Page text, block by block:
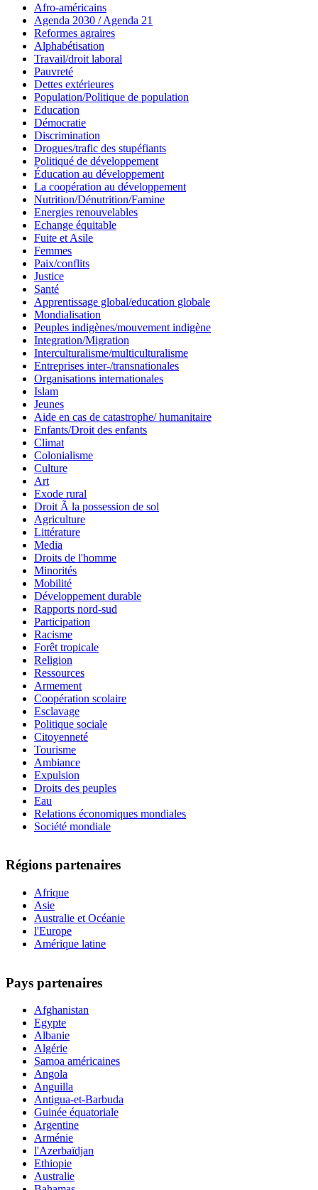
Afro-américains
Agenda 2030 / Agenda 21
Reformes agraires
Alphabétisation
Travail/droit laboral
Pauvreté
Dettes extérieures
Population/Politique de population
Education
Démocratie
Discrimination
Drogues/trafic des stupéfiants
Politiqué de développement
Éducation au développement
La coopération au développement
Nutrition/Dénutrition/Famine
Energies renouvelables
Echange équitable
Fuite et Asile
Femmes
Paix/conflits
Justice
Santé
Apprentissage global/education globale
Mondialisation
Peuples indigènes/mouvement indigène
Integration/Migration
Interculturalisme/multiculturalisme
Entreprises inter-/transnationales
Organisations internationales
Islam
Jeunes
Aide en cas de catastrophe/ humanitaire
Enfants/Droit des enfants
Climat
Colonialisme
Culture
Art
Exode rural
Droit Ã la possession de sol
Agriculture
Littérature
Media
Droits de l'homme
Minorités
Mobilité
Développement durable
Rapports nord-sud
Participation
Racisme
Forêt tropicale
Religion
Ressources
Armement
Coopération scolaire
Esclavage
Politique sociale
Citoyenneté
Tourisme
Ambiance
Expulsion
Droits des peuples
Eau
Relations économiques mondiales
Société mondiale
Régions partenaires
Afrique
Asie
Australie et Océanie
l'Europe
Amérique latine
Pays partenaires
Afghanistan
Egypte
Albanie
Algérie
Samoa américaines
Angola
Anguilla
Antigua-et-Barbuda
Guinée équatoriale
Argentine
Arménie
l'Azerbaïdjan
Ethiopie
Australie